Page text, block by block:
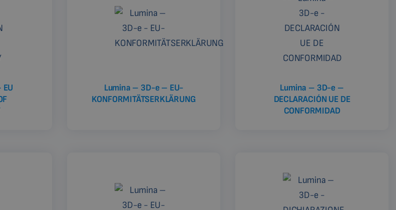
Lumina – 3D-e – EU-
KONFORMITÄTSERKLÄRUNG
Lumina – 3D-e –
DECLARACIÓN UE DE
CONFORMIDAD